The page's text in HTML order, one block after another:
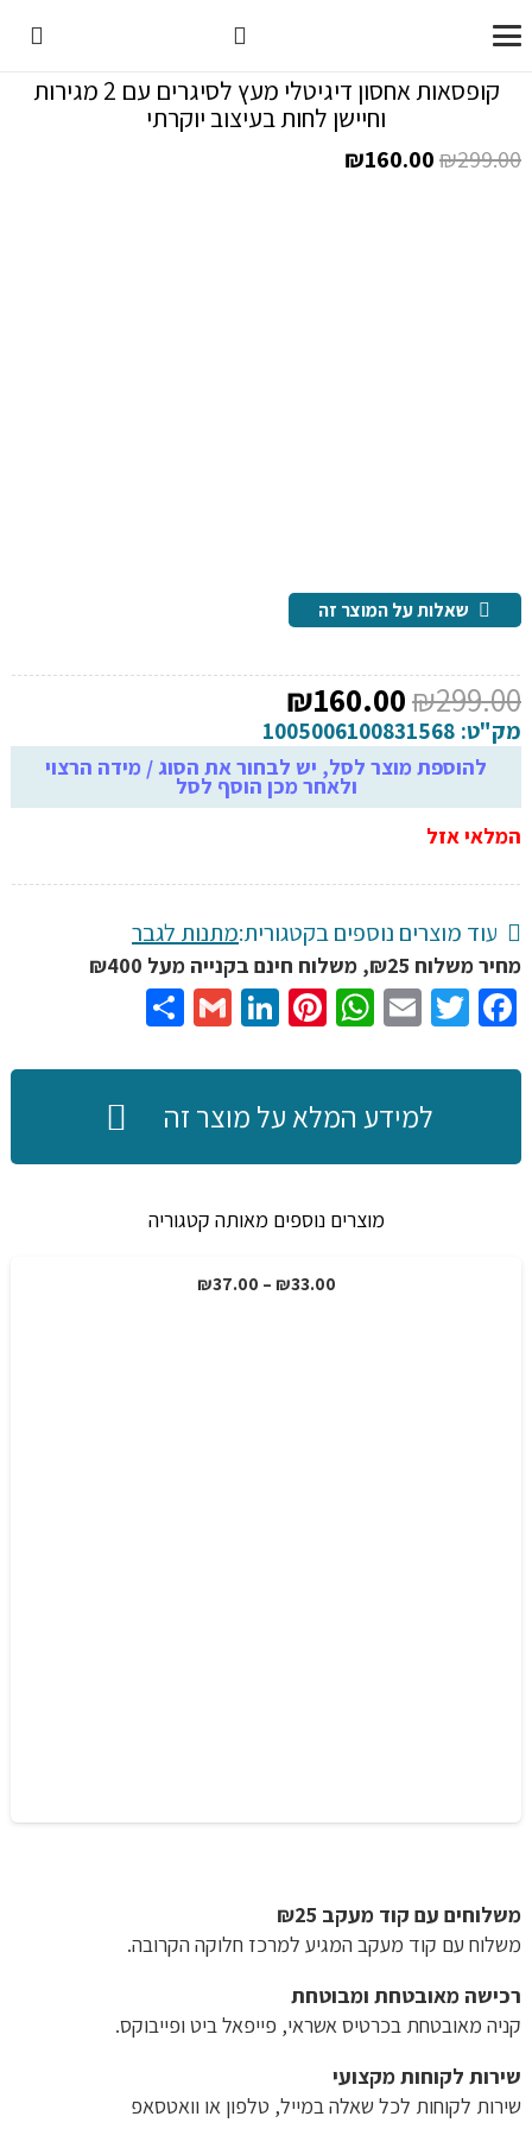
קופסאות אחסון דיגיטלי מעץ לסיגרים עם 2 מגירות
וחיישן לחות בעיצוב יוקרתי
₪299.00
המחיר ₪160.00
שאלות על המוצר זה
₪299.00 המחיר
המקורי
היה:
₪299.00.
₪160.00
הנוכחי
הוא:
₪160.00.
מק"ט: 1005006100831568
להוספת מוצר לסל, יש לבחור את הסוג / מידה הרצוי
ולאחר מכן הוסף לסל
המלאי אזל
עוד מוצרים נוספים בקטגורית:מתנות לגבר
מחיר משלוח ₪25, משלוח חינם בקנייה מעל ₪400
Facebook
Twitter
Email
WhatsApp
Pinterest
LinkedIn
Gmail
למידע המלא על מוצר זה
מוצרים נוספים מאותה קטגוריה
₪33.00
–
₪37.00
משלוחים עם קוד מעקב ₪25
משלוח​ עם קוד מעקב המגיע למרכז חלוקה הקרובה.
רכישה​ ​מאובטחת ומבוטחת
קניה מאובטחת בכרטיס אשראי, פייפאל ביט ופייבוקס.
שירות לקוחות מקצועי
שירות לקוחות לכל שאלה במייל, טלפון או וואטסאפ